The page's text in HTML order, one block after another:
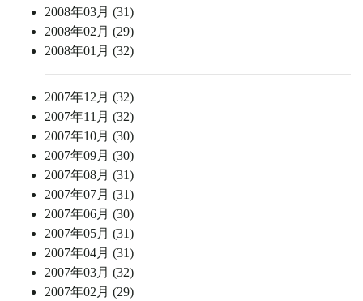
2008年03月 (31)
2008年02月 (29)
2008年01月 (32)
2007年12月 (32)
2007年11月 (32)
2007年10月 (30)
2007年09月 (30)
2007年08月 (31)
2007年07月 (31)
2007年06月 (30)
2007年05月 (31)
2007年04月 (31)
2007年03月 (32)
2007年02月 (29)